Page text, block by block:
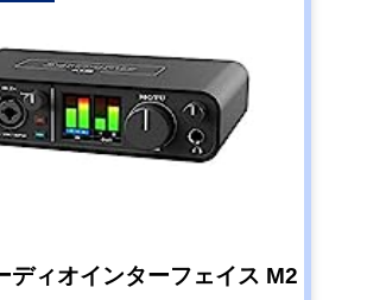
ィオインターフェイス M2